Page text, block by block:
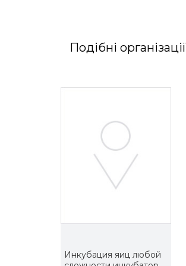
Подібні організації
Инкубация яиц любой